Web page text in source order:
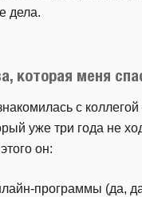
дела.
которая меня
с коллегой
уже три года не
он:
программы (да,